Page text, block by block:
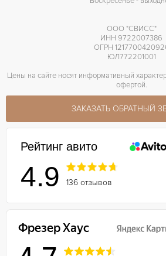
ООО "СВИСС"
ИНН 9722007386
ОГРН
ЮЛ772201001
Цены на сайте носят информативный
офертой.
ЗАКАЗАТЬ ОБРАТНЫЙ
Рейтинг авито
4.9 136 отзывов